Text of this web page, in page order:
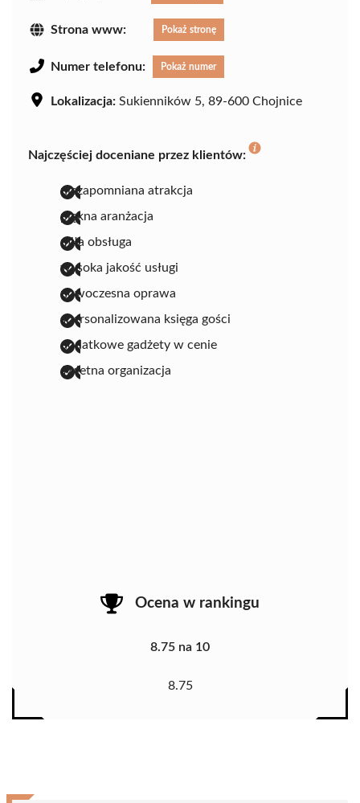
Strona www: Pokaż stronę
Numer telefonu: Pokaż numer
Lokalizacja: Sukienników 5, 89-600 Chojnice
Najczęściej doceniane przez klientów:
niezapomniana atrakcja
piękna aranżacja
miła obsługa
wysoka jakość usługi
nowoczesna oprawa
spersonalizowana księga gości
dodatkowe gadżety w cenie
świetna organizacja
Ocena w rankingu
8.75 na 10
8.75